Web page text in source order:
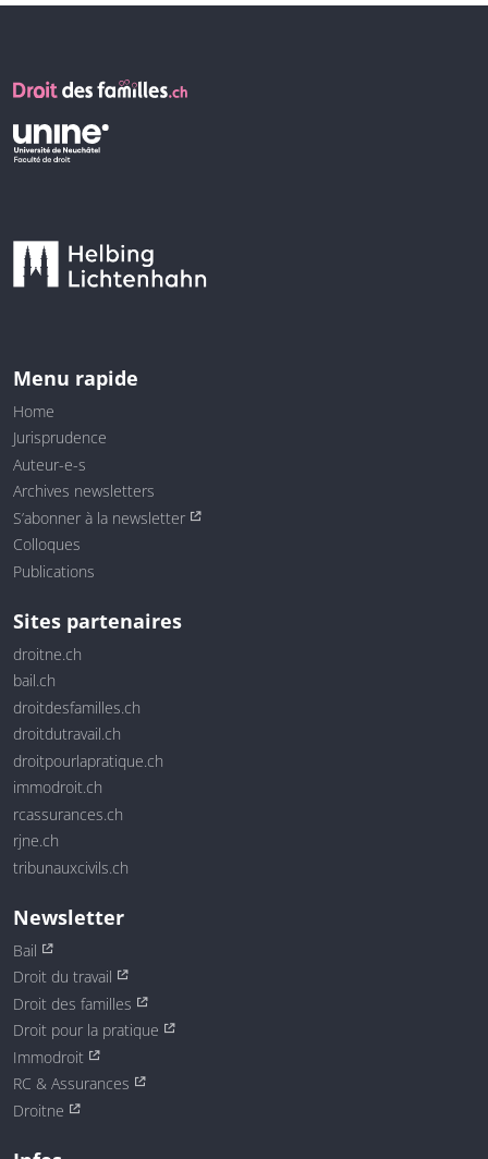
Menu rapide
Home
Jurisprudence
Auteur-e-s
Archives newsletters
S’abonner à la newsletter
Colloques
Publications
Sites partenaires
droitne.ch
bail.ch
droitdesfamilles.ch
droitdutravail.ch
droitpourlapratique.ch
immodroit.ch
rcassurances.ch
rjne.ch
tribunauxcivils.ch
Newsletter
Bail
Droit du travail
Droit des familles
Droit pour la pratique
Immodroit
RC & Assurances
Droitne